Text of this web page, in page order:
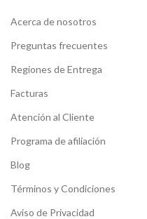
Acerca de nosotros
Preguntas frecuentes
Regiones de Entrega
Facturas
Atención al Cliente
Programa de afiliación
Blog
Términos y Condiciones
Aviso de Privacidad